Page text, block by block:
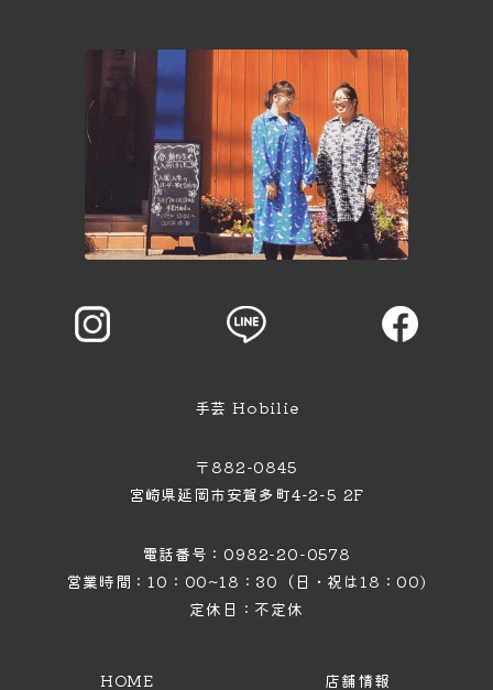
HOME 店舗情報
手芸 Hobilie
〒882-0845
宮崎県延岡市安賀多町4−2−5 2F
電話番号：0982-20-0578
営業時間：10：00~18：30（日・祝は18：00)
定休日：不定休